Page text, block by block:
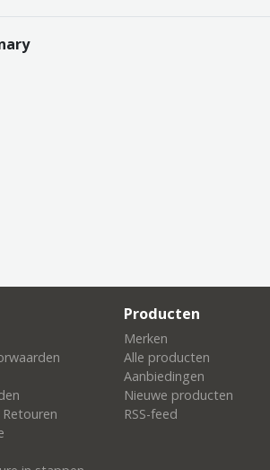
Producten
Merken
Alle producten
Aanbiedingen
Nieuwe producten
RSS-feed